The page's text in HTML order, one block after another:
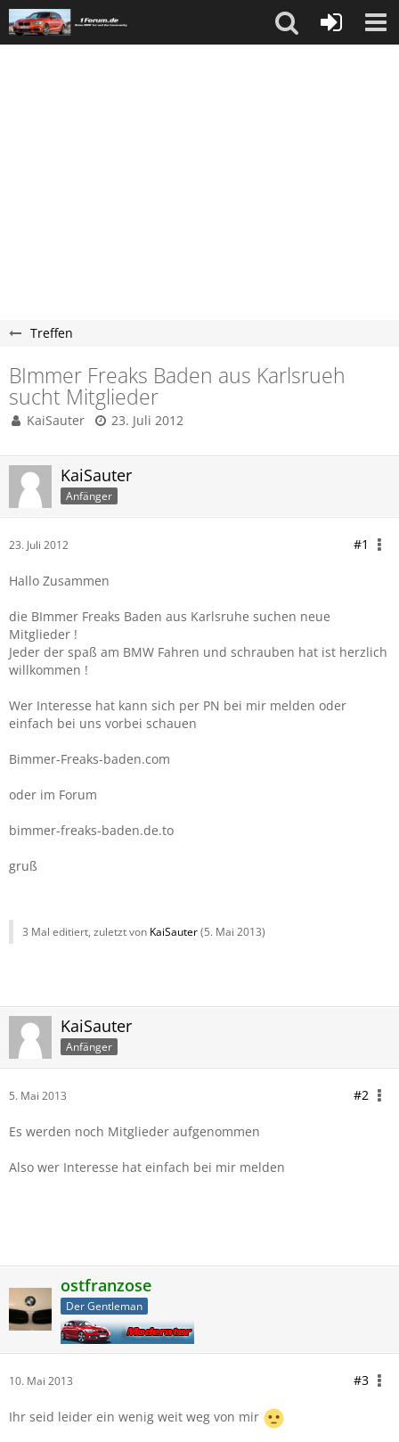
Treffen
BImmer Freaks Baden aus Karlsrueh
sucht Mitglieder
KaiSauter 23. Juli 2012
KaiSauter
Anfänger
23. Juli 2012 #1
Hallo Zusammen
die BImmer Freaks Baden aus Karlsruhe suchen neue
Mitglieder !
Jeder der spaß am BMW Fahren und schrauben hat ist herzlich
willkommen !
Wer Interesse hat kann sich per PN bei mir melden oder
einfach bei uns vorbei schauen
Bimmer-Freaks-baden.com
oder im Forum
bimmer-freaks-baden.de.to
gruß
3 Mal editiert, zuletzt von KaiSauter(5. Mai 2013)
KaiSauter
Anfänger
5. Mai 2013 #2
Es werden noch Mitglieder aufgenommen
Also wer Interesse hat einfach bei mir melden
ostfranzose
Der Gentleman
10. Mai 2013 #3
Ihr seid leider ein wenig weit weg von mir